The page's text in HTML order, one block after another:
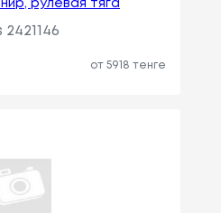
рулевая тяга
2421146
от 5918 тенге